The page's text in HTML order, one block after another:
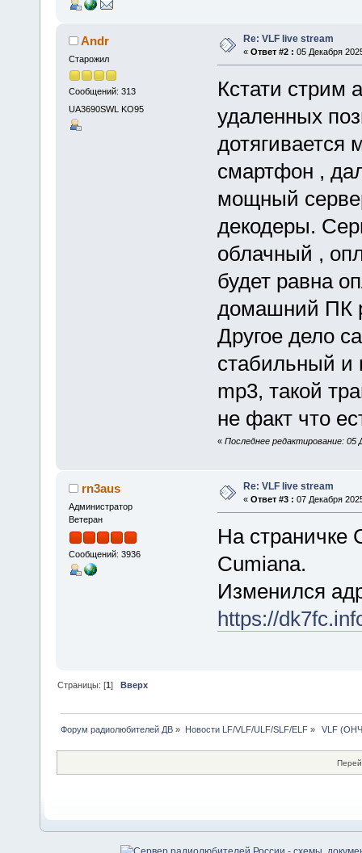
Andr
Старожил
Сообщений: 313
UA3690SWL KO95
Re: VLF live stream
« Ответ #2 : 05 Декабря
Кстати стрим
удаленных
дотягивается
смартфон ,
мощный
декодеры.
облачный ,
будет равна
домашний ПК
Другое дело
стабильный и
mp3, такой
не факт что
« Последнее редактирование: 05
rn3aus
Администратор
Ветеран
Сообщений: 3936
Re: VLF live stream
« Ответ #3 : 07 Декабря
На страничке
Cumiana.
Изменился
https://
Страницы: [1] Вверх
Форум радиолюбителей ДВ » Новости LF/VLF/ULF/SLF/ELF» VLF (ОНЧ